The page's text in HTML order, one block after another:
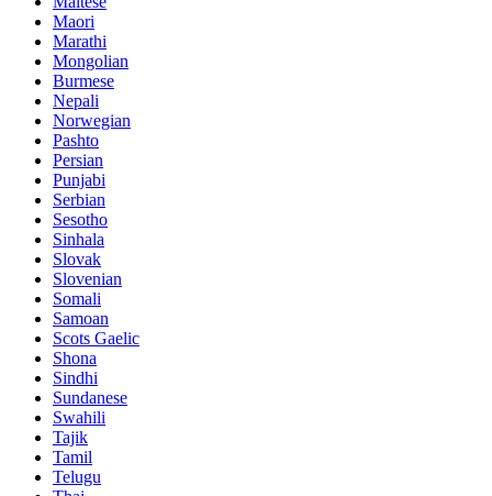
Maori
Marathi
Mongolian
Burmese
Nepali
Norwegian
Pashto
Persian
Punjabi
Serbian
Sesotho
Sinhala
Slovak
Slovenian
Somali
Samoan
Scots Gaelic
Shona
Sindhi
Sundanese
Swahili
Tajik
Tamil
Telugu